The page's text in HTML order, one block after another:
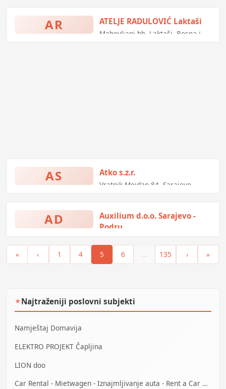
AR ATELJE RADULOVIĆ Laktaši
Mahovljani bb, Laktaši, Bosna i
AS Atko s.z.r.
Vratnik Mejdan 84, Sarajevo,
AD
Auxilium d.o.o. Sarajevo -
Podru
Hercegovina
« ‹ 1 4 5 6 … 135 › »
★Najtraženiji poslovni subjekti
Namještaj Domavija
ELEKTRO PROJEKT Čapljina
LION doo
Car Rental - Mietwagen - Iznajmljivanje auta - Rent a Car Mostar